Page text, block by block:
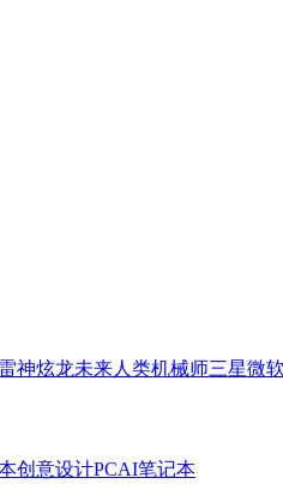
神炫龙未来人类机械师三星微
创意设计PCAI笔记本